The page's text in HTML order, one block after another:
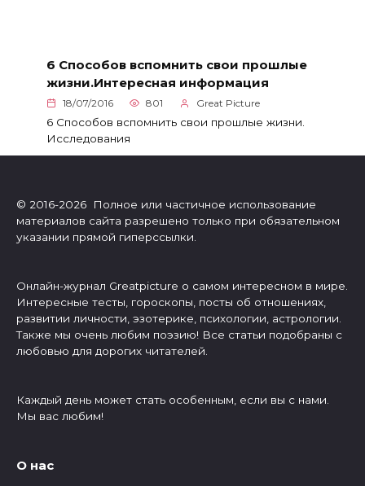
6 Способов вспомнить свои прошлые
жизни.Интересная информация
18/07/2016 801 Great Picture
6 Способов вспомнить свои прошлые жизни.
Исследования
© 2016-2026 Полное или частичное использование
материалов сайта разрешено только при обязательном
указании прямой гиперссылки.
Онлайн-журнал Greatpicture о самом интересном в мире.
Интересные тесты, гороскопы, посты об отношениях,
развитии личности, эзотерике, психологии, астрологии.
Также мы очень любим поэзию! Все статьи подобраны с
любовью для дорогих читателей.
Каждый день может стать особенным, если вы с нами.
Мы вас любим!
О нас